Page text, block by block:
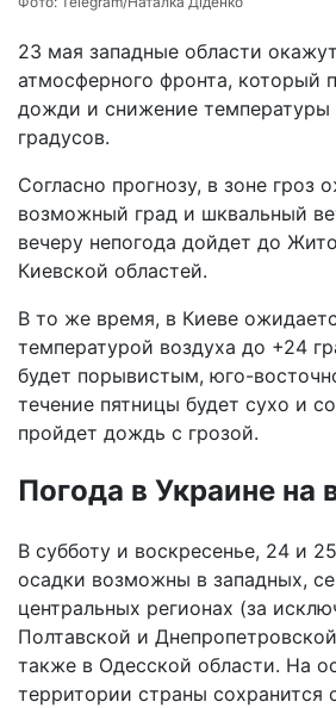
23 мая западные области
атмосферного фронта, который
дожди и снижение температуры
градусов.
Согласно прогнозу, в зоне гроз
возможный град и шквальный
вечеру непогода дойдет до
Киевской областей.
В то же время, в Киеве
температурой воздуха до +24
будет порывистым, юго-
течение пятницы будет сухо и
пройдет дождь с грозой.
Погода в Украине на
В субботу и воскресенье, 24 и
осадки возможны в западных,
центральных регионах (за
Полтавской и
также в Одесской области. На
территории страны сохранится